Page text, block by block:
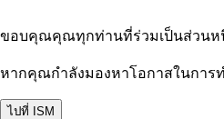
ขอบคุณคุณทุกท่านที่ร่วมเป็นส่วนหนึ่
หากคุณกำลังมองหาโอกาสในการ
ไปที่ ISM